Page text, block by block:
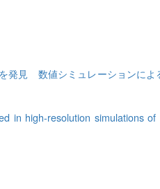
発見 数値シミュレーションによ
in high-resolution simulations of